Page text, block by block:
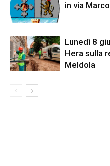
in via
Lunedì 8
Hera sulla
Meldola